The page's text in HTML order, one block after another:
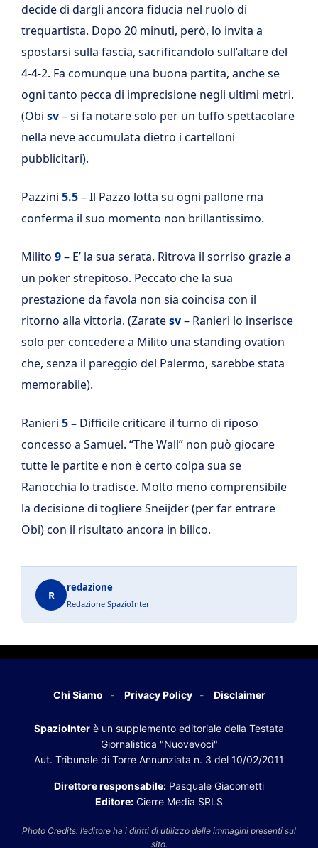
decide di dargli ancora fiducia nel ruolo di
trequartista. Dopo 20 minuti, però, lo invita a
spostarsi sulla fascia, sacrificandolo sull’altare del
4-4-2. Fa comunque una buona partita, anche se
ogni tanto pecca di imprecisione negli ultimi metri.
(Obi sv– si fa notare solo per un tuffo spettacolare
nella neve accumulata dietro i cartelloni
pubblicitari).
Pazzini 5.5– Il Pazzo lotta su ogni pallone ma
conferma il suo momento non brillantissimo.
Milito 9– E’ la sua serata. Ritrova il sorriso grazie a
un poker strepitoso. Peccato che la sua
prestazione da favola non sia coincisa con il
ritorno alla vittoria. (Zaratesv– Ranieri lo inserisce
solo per concedere a Milito una standing ovation
che, senza il pareggio del Palermo, sarebbe stata
memorabile).
Ranieri 5 – Difficile criticare il turno di riposo
concesso a Samuel. “The Wall” non può giocare
tutte le partite e non è certo colpa sua se
Ranocchia lo tradisce. Molto meno comprensibile
la decisione di togliere Sneijder (per far entrare
Obi) con il risultato ancora in bilico.
R
redazione
Redazione SpazioInter
Chi Siamo Privacy Policy Disclaimer
SpazioInter è un supplemento editoriale della Testata
Giornalistica "Nuovevoci"
Aut. Tribunale di Torre Annunziata n. 3 del 10/02/2011
Direttore responsabile: Pasquale Giacometti
Editore: Cierre Media SRLS
Photo Credits: l’editore ha i diritti di utilizzo delle immagini presenti sul
sito.